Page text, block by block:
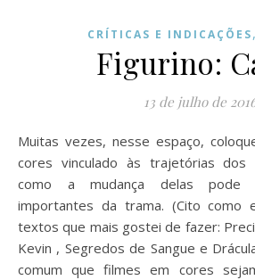
CRÍTICAS E INDICAÇÕES,
Figurino:
13 de julho de
Muitas vezes, nesse espaço, coloquei ênfase no uso de
cores vinculado às trajetórias dos
como a mudança delas pode
importantes da trama. (Cito como
textos que mais gostei de fazer:
Kevin , Segredos de Sangue e
comum que filmes em cores